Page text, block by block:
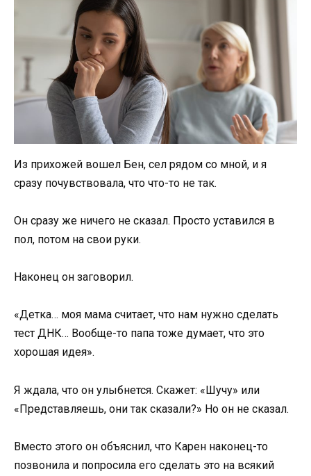
Из прихожей вошел Бен, сел рядом со мной, и я
сразу почувствовала, что что-то не так.
Он сразу же ничего не сказал. Просто уставился в
пол, потом на свои руки.
Наконец он заговорил.
«Детка… моя мама считает, что нам нужно сделать
тест ДНК… Вообще-то папа тоже думает, что это
хорошая идея».
Я ждала, что он улыбнется. Скажет: «Шучу» или
«Представляешь, они так сказали?» Но он не сказал.
Вместо этого он объяснил, что Карен наконец-то
позвонила и попросила его сделать это на всякий